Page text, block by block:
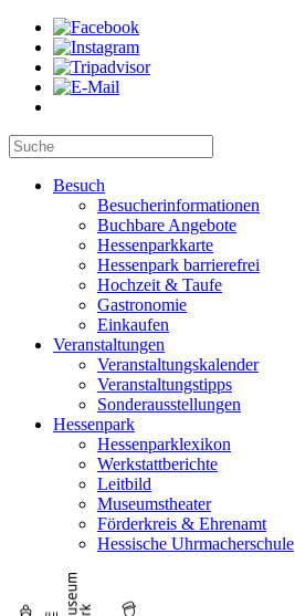
Besuch
Besucherinformationen
Buchbare Angebote
Hessenparkkarte
Hessenpark barrierefrei
Hochzeit & Taufe
Gastronomie
Einkaufen
Veranstaltungen
Veranstaltungskalender
Veranstaltungstipps
Sonderausstellungen
Hessenpark
Hessenparklexikon
Werkstattberichte
Leitbild
Museumstheater
Förderkreis & Ehrenamt
Hessische Uhrmacherschule